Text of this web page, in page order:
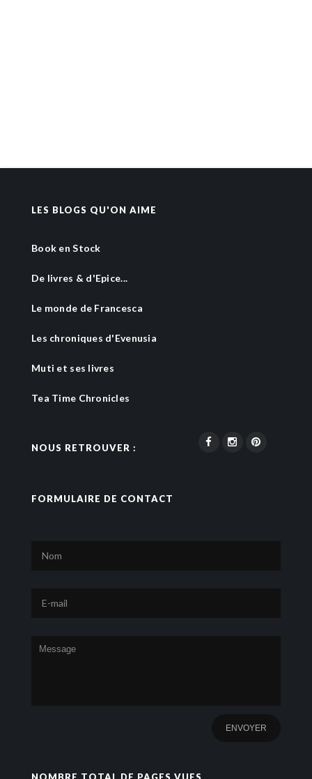
LES BLOGS QU'ON AIME
Book en Stock
De livres & d'Epice...
Le monde de Francesca
Les chroniques d'Evenusia
Muti et ses livres
Tea Time Chronicles
NOUS RETROUVER :
FORMULAIRE DE CONTACT